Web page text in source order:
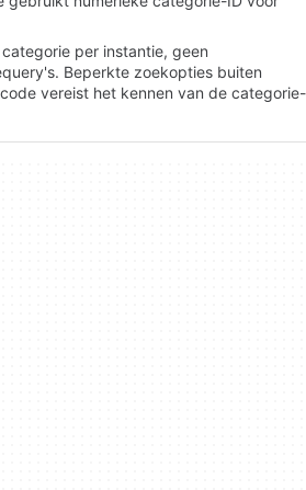
per instantie, geen
Beperkte zoekopties buiten
vereist het kennen van de categorie-